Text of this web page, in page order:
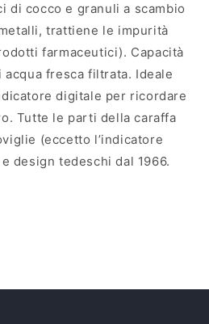
di cocco e granuli a scambio
trattiene le impurità
farmaceutici). Capacità
fresca filtrata. Ideale
digitale per ricordare
Tutte le parti della caraffa
(eccetto l’indicatore
design tedeschi dal 1966.